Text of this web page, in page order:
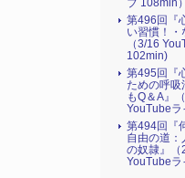
ブ 108min）
第496回『
い習慣！・
（3/16
102min)
第495回『
ための呼吸
もQ＆A』
YouTubeラ
第494回『
自由の道：
の奴隷』（
YouTubeラ